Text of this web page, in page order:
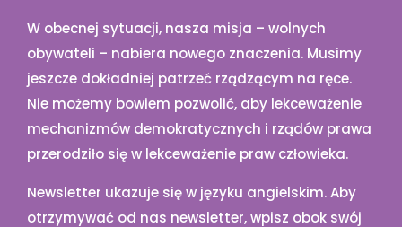
W obecnej sytuacji, nasza misja – wolnych
obywateli – nabiera nowego znaczenia. Musimy
jeszcze dokładniej patrzeć rządzącym na ręce.
Nie możemy bowiem pozwolić, aby lekceważenie
mechanizmów demokratycznych i rządów prawa
przerodziło się w lekceważenie praw człowieka.
Newsletter ukazuje się w języku angielskim. Aby
otrzymywać od nas newsletter, wpisz obok swój